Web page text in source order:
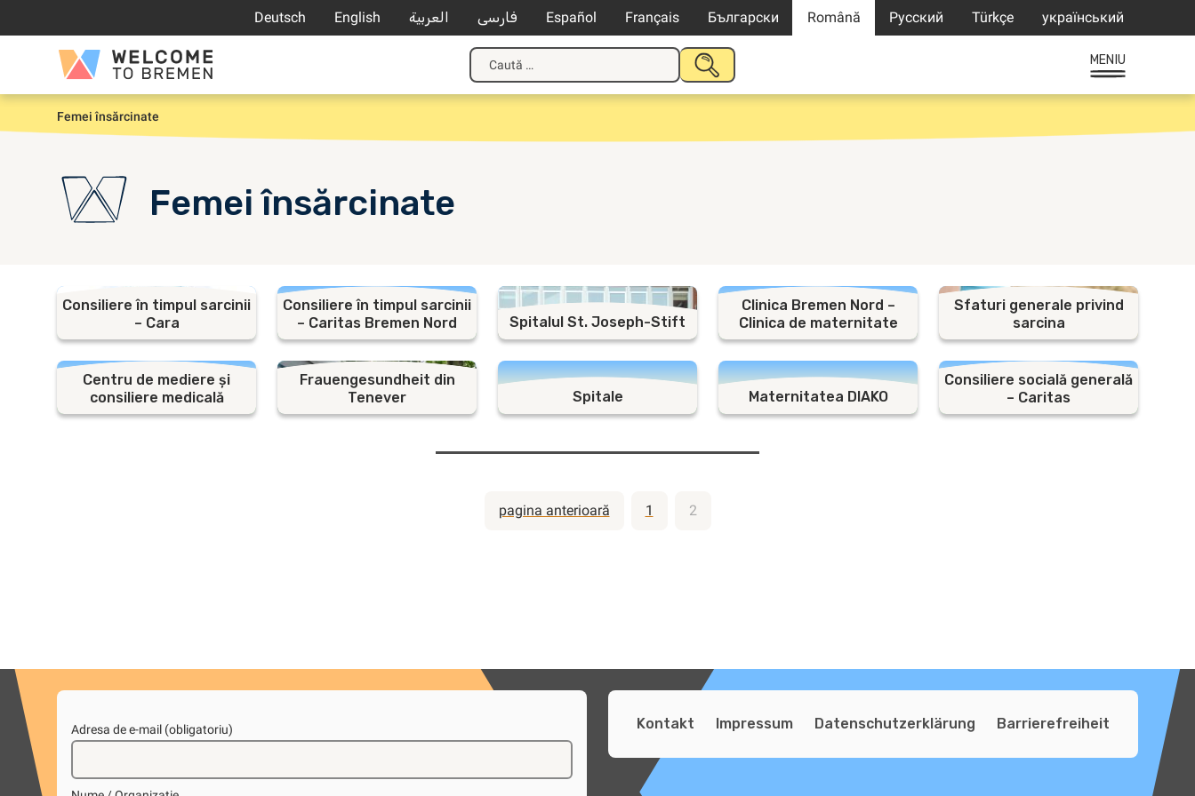
Deutsch English العربية فارسی Español Français Български Română Русский Türkçe український
Welcome
to
Bremen
Caută
după:
TRIMITE
MENIU
Prima
Femei însărcinate
Femei însărcinate
Consiliere în timpul sarcinii
– Cara
Consiliere în timpul sarcinii
– Caritas Bremen Nord
Spitalul St. Joseph-Stift
Clinica Bremen Nord –
Clinica de maternitate
Sfaturi generale privind
sarcina
Centru de mediere și
consiliere medicală
Frauengesundheit din
Tenever
Spitale Maternitatea DIAKO
Consiliere socială generală
– Caritas
Paginație
pagina anterioară 1 2
Adresa de e-mail (obligatoriu) Kontakt Impressum Datenschutzerklärung Barrierefreiheit